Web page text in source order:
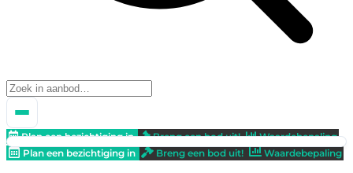
Plan een bezichtiging in Breng een bod uit!
Waardebepaling
Plan een bezichtiging in
Breng een bod uit! Waardebepaling